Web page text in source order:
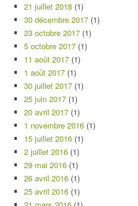
21 juillet 2018 (1)
30 décembre 2017 (1)
23 octobre 2017 (1)
5 octobre 2017 (1)
11 août 2017 (1)
1 août 2017 (1)
30 juillet 2017 (1)
25 juin 2017 (1)
20 avril 2017 (1)
1 novembre 2016 (1)
15 juillet 2016 (1)
2 juillet 2016 (1)
29 mai 2016 (1)
26 avril 2016 (1)
25 avril 2016 (1)